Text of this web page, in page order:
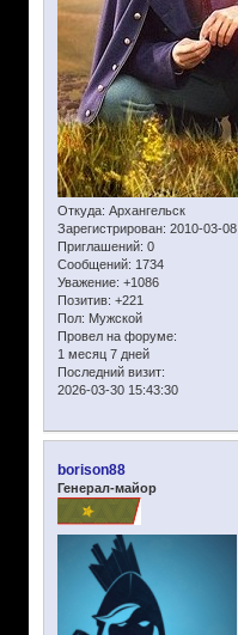
Откуда: Архангельск
Зарегистрирован: 2010-03-08
Приглашений: 0
Сообщений: 1734
Уважение: +1086
Позитив: +221
Пол: Мужской
Провел на форуме:
1 месяц 7 дней
Последний визит:
2026-03-30 15:43:30
borison88
Генерал-майор